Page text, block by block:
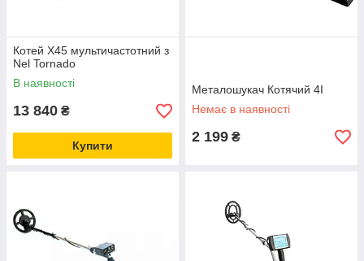
Котей Х45 мультичастотний з
Nel Tornado
В наявності
13 840 ₴
Купити
Металошукач Котячий 4І
Немає в наявності
2 199 ₴